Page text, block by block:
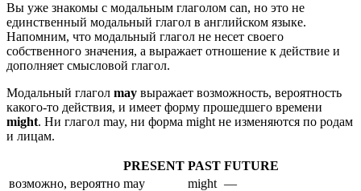
Вы уже знакомы с модальным глаголом can, но это не
единственный модальный глагол в английском языке.
Напомним, что модальный глагол не несет своего
собственного значения, а выражает отношение к действие и
дополняет смысловой глагол.
Модальный глагол may выражает возможность, вероятность
какого-то действия, и имеет форму прошедшего времени
might. Ни глагол may, ни форма might не изменяются по родам
и лицам.
PRESENT PAST FUTURE
возможно, вероятно may might —